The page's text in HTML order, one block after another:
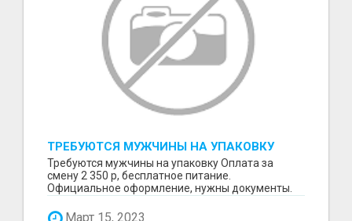
ТРЕБУЮТСЯ МУЖЧИНЫ НА УПАКОВКУ
Требуются мужчины на упаковку Оплата за
смену 2 350 р, бесплатное питание.
Официальное оформление, нужны документы.
Март 15, 2023